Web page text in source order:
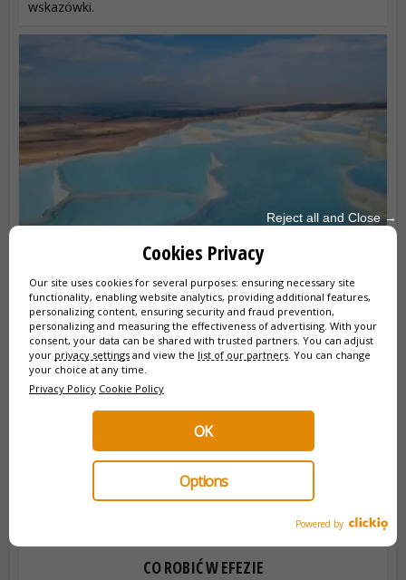
wskazówki.
ODWIEDŹ PAMUKKALE I HIERAPOLIS
zachodniej Turcji, gdzie śnieżnobiałe tarasy wapienne
spotykają się z ciepłymi źródłami termalnymi i ruinami
antycznego Hierapolis. To idealna...
CO ROBIĆ W EFEZIE
Reject all and Close →
Cookies Privacy
Our site uses cookies for several purposes: ensuring necessary site
functionality, enabling website analytics, providing additional features,
personalizing content, ensuring security and fraud prevention,
personalizing and measuring the effectiveness of advertising. With your
consent, your data can be shared with trusted partners. You can adjust
your privacy settings and view the list of our partners. You can change
your choice at any time.
Privacy Policy Cookie Policy
Options
OK
Powered by